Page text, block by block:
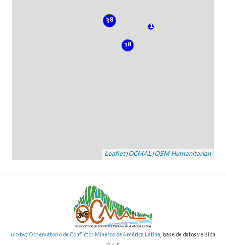
18
38
1
Leaflet|OCMAL|OSM Humanitarian
(cc-by) Observatorio de Conflictos Mineros de América Latina, base de datos versión